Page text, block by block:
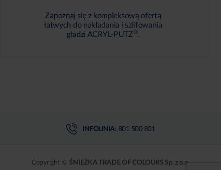
Zapoznaj się z kompleksową ofertą
łatwych do nakładania i szlifowania
gładzi ACRYL-PUTZ®.
INFOLINIA: 801 500 801
Copyright © ŚNIEŻKA TRADE OF COLOURS Sp. z o.o.